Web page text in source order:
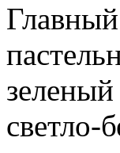
светло-